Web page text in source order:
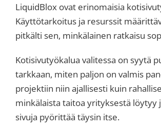
LiquidBlox ovat erinomaisia
Käyttötarkoitus ja resurssit
pitkälti sen, minkälainen ratkaisu
Kotisivutyökalua valitessa on syytä
tarkkaan, miten paljon on valmis
projektiin niin ajallisesti kuin
minkälaista taitoa yrityksestä löytyy
sivuja pyörittää täysin itse.